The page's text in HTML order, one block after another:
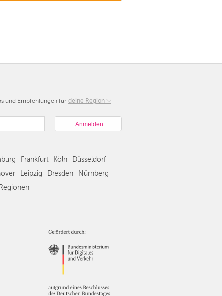
und Empfehlungen für deine Region
Berlin
Hamburg
Düsseldorf
Stuttgart
Nürnberg
Wien
Zürich
Frankfurt Köln
Düsseldorf
Leipzig Dresden
Nürnberg